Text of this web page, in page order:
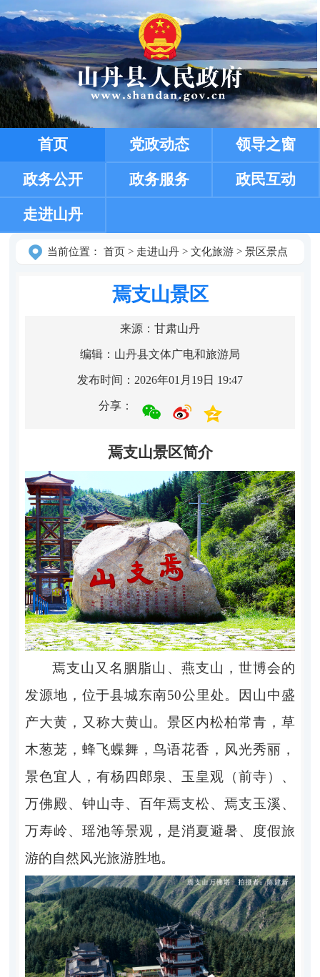
首页 党政动态 领导之窗
政务公开 政务服务 政民互动
走进山丹
当前位置： 首页> 走进山丹> 文化旅游> 景区景点
焉支山景区
来源：甘肃山丹
编辑：山丹县文体广电和旅游局
发布时间：2026年01月19日 19:47
分享：
焉支山景区简介
焉支山又名胭脂山、燕支山，世博会的
发源地，位于县城东南50公里处。因山中盛
产大黄，又称大黄山。景区内松柏常青，草
木葱茏，蜂飞蝶舞，鸟语花香，风光秀丽，
景色宜人，有杨四郎泉、玉皇观（前寺）、
万佛殿、钟山寺、百年焉支松、焉支玉溪、
万寿岭、瑶池等景观，是消夏避暑、度假旅
游的自然风光旅游胜地。